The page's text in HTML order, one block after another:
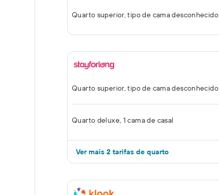
Quarto superior, tipo de cama desconhecido
Quarto superior, tipo de cama desconhecido
Quarto deluxe, 1 cama de casal
Ver mais 2 tarifas de quarto